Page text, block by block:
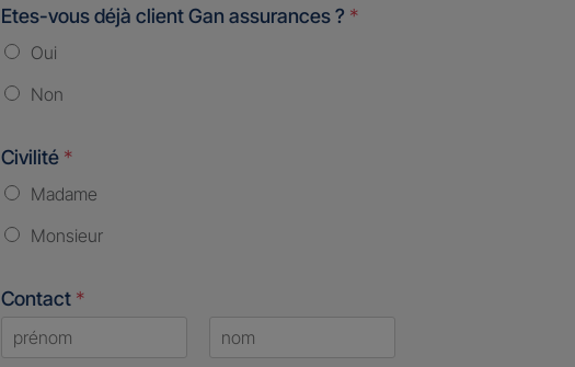
Etes-vous déjà client Gan assurances ? *
Oui
Non
Civilité *
Madame
Monsieur
Contact *